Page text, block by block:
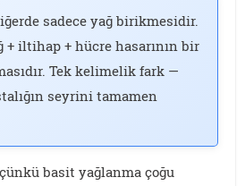
sadece yağ birikmesidir.
+ iltihap + hücre hasarının bir
Tek kelimelik fark —
seyrini tamamen
basit yağlanma çoğu